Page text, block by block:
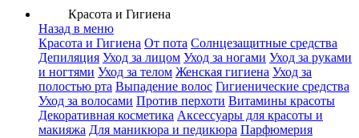
Красота и Гигиена
Назад в меню
Красота и Гигиена От пота Солнцезащитные средства
Депиляция Уход за лицом Уход за ногами Уход за руками
и ногтями Уход за телом Женская гигиена Уход за
полостью рта Выпадение волос Гигиенические средства
Уход за волосами Против перхоти Витамины красоты
Декоративная косметика Аксессуары для красоты и
макияжа Для маникюра и педикюра Парфюмерия